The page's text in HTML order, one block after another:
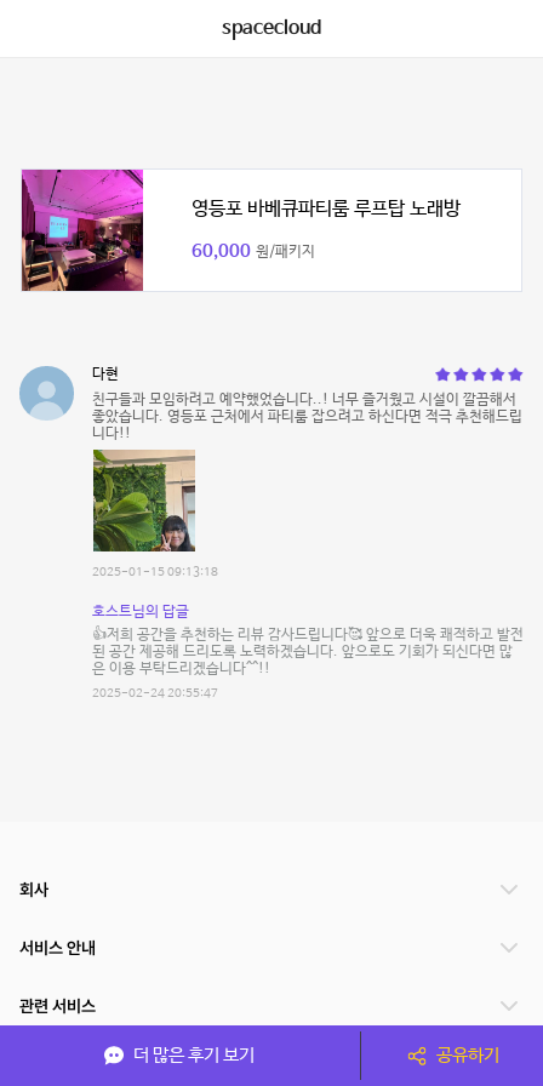
spacecloud
영등포 바베큐파티룸 루프탑 노래방
60,000 원/패키지
다현
친구들과 모임하려고 예약했었습니다..! 너무 즐거웠고 시설이 깔끔해서
좋았습니다. 영등포 근처에서 파티룸 잡으려고 하신다면 적극 추천해드립
니다!!
2025-01-15 09:13:18
호스트님의 답글
👍저희 공간을 추천하는 리뷰 감사드립니다🥰 앞으로 더욱 쾌적하고 발전
된 공간 제공해 드리도록 노력하겠습니다. 앞으로도 기회가 되신다면 많
은 이용 부탁드리겠습니다^^!!
2025-02-24 20:55:47
더 많은 후기 보기 공유하기
회사
서비스 안내
관련 서비스